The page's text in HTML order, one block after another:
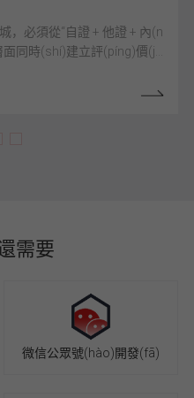
，必須從“自證 + 他證 + 內(n
同時(shí)建立評(píng)價(ji
，才能在全球用戶面前建立
需要
微信公眾號(hào)開發(fā)